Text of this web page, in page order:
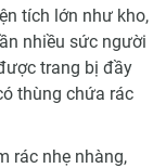
tích lớn như kho,
nhiều sức người
trang bị đầy
thùng chứa rác
rác nhẹ nhàng,